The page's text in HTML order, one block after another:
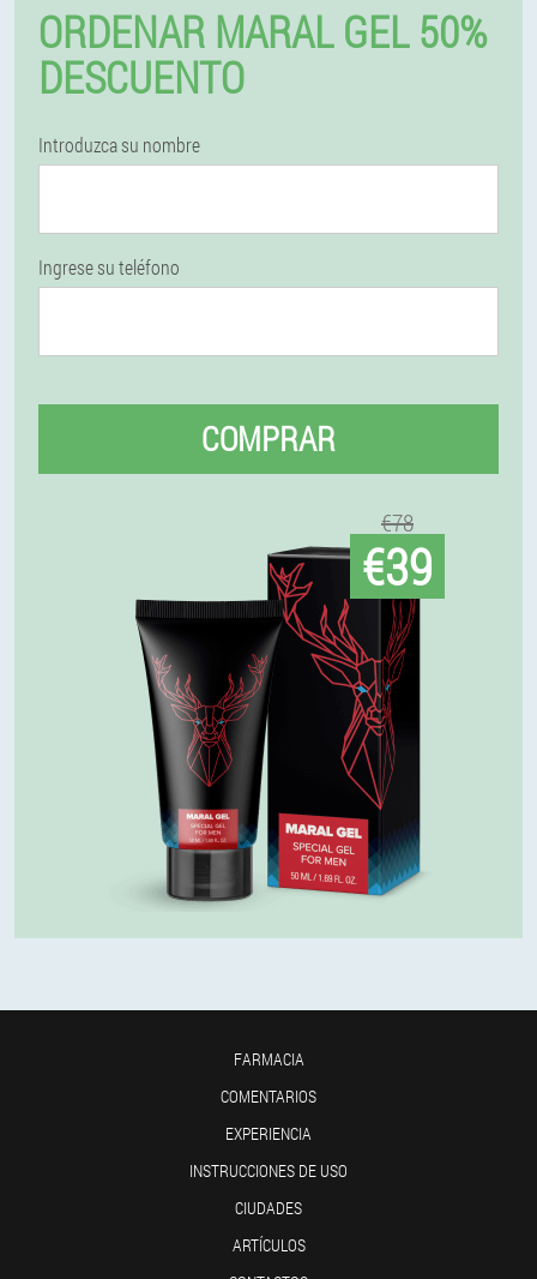
ORDENAR MARAL GEL 50%
DESCUENTO
Introduzca su nombre
Ingrese su teléfono
COMPRAR
€78
€39
FARMACIA
COMENTARIOS
EXPERIENCIA
INSTRUCCIONES DE USO
CIUDADES
ARTÍCULOS